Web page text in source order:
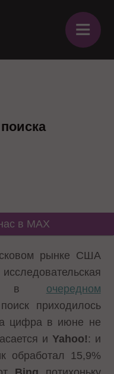
≡
в MAX
рынке США
очередном
приходилось
цифра в июне не
и Yahoo! : и
обработал 15,9%